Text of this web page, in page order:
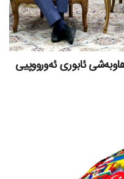
ئابوری ئەورووپیی